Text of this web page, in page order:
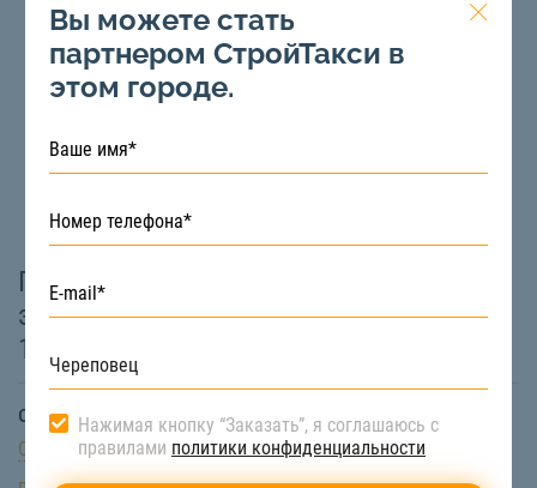
Плита пенополистирольная
экструдированная ПЕНОПЛЭКС Основа
1185х585х50
от 8100,00
Сообщить о наличии
Вы можете стать
партнером СтройТакси в
этом городе.
Нажимая кнопку “Заказать”, я соглашаюсь с
правилами политики конфиденциальности